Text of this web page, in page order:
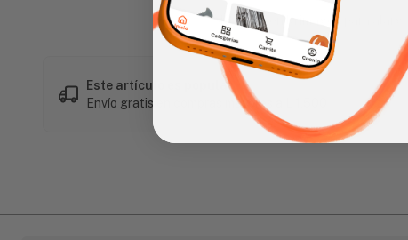
Haz clic en la imagen para alargar
Este artículo es popular
Envío gratis en compras mayores a L 1,500